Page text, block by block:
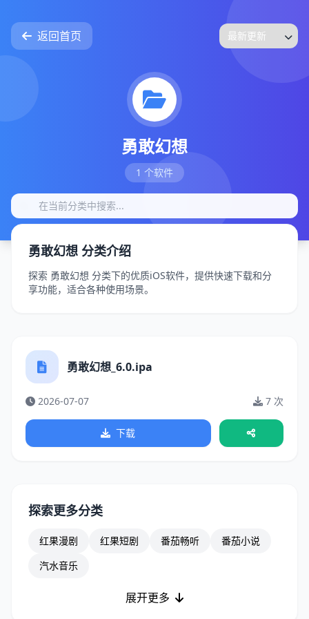
返回首页
勇敢幻想
1 个软件
勇敢幻想 分类介绍
探索 勇敢幻想 分类下的优质iOS软件，提供快速下载和分
享功能，适合各种使用场景。
勇敢幻想_6.0.ipa
2026-07-07 7 次
下载
探索更多分类
红果漫剧 红果短剧 番茄畅听
番茄小说
汽水音乐
展开更多